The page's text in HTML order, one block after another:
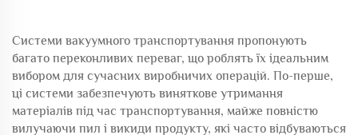
Системи вакуумного транспортування пропонують
багато переконливих переваг, що роблять їх ідеальним
вибором для сучасних виробничих операцій. По-перше,
ці системи забезпечують виняткове утримання
матеріалів під час транспортування, майже повністю
вилучаючи пил і викиди продукту, які часто відбуваються